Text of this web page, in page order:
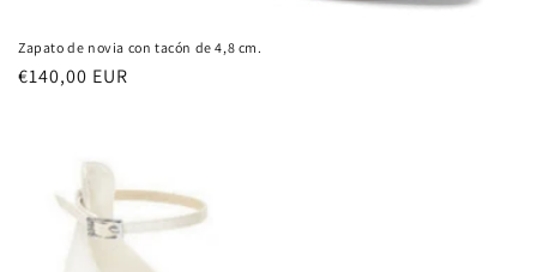
Zapato de novia con tacón de 4,8 cm.
Precio
€140,00 EUR